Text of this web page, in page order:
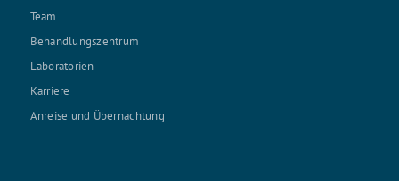
Team
Behandlungszentrum
Laboratorien
Karriere
Anreise und Übernachtung